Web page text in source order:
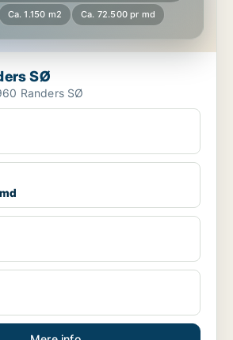
Ca. 1.150 m2 Ca. 72.500 pr md
SØ
Randers SØ